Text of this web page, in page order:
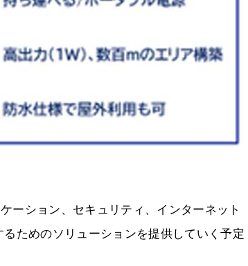
ーション、セキュリティ、インターネット
ためのソリューションを提供していく予定